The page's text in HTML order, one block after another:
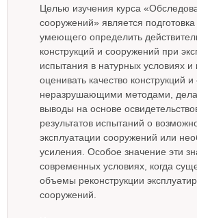
Целью изучения курса
сооружений» является
умеющего определить
конструкций и сооружений при
испытания в натурных условиях и
оценивать качество конструкций
неразрушающими методами,
выводы на основе
результатов испытаний о
эксплуатации сооружений или
усиления. Особое значение эти
современных условиях, когда
объемы реконструкции
сооружений.